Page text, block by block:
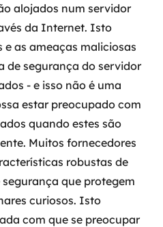
alojados num servidor
da Internet. Isto
as ameaças maliciosas
de segurança do servidor
- e isso não é uma
estar preocupado com
quando estes são
Muitos fornecedores
robustas de
que protegem
curiosos. Isto
com que se preocupar